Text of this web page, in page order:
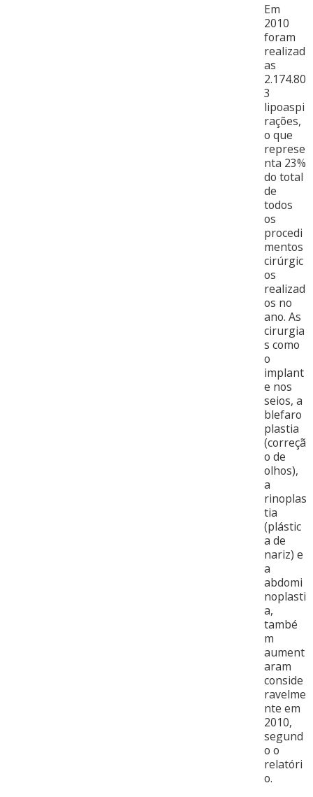
Em
2010
foram
realizad
as
2.174.80
3
lipoaspi
rações,
o que
represe
nta 23%
do total
de
todos
os
procedi
mentos
cirúrgic
os
realizad
os no
ano. As
cirurgia
s como
o
implant
e nos
seios, a
blefaro
plastia
(correçã
o de
olhos),
a
rinoplas
tia
(plástic
a de
nariz) e
a
abdomi
noplasti
a,
també
m
aument
aram
conside
ravelme
nte em
2010,
segund
o o
relatóri
o.